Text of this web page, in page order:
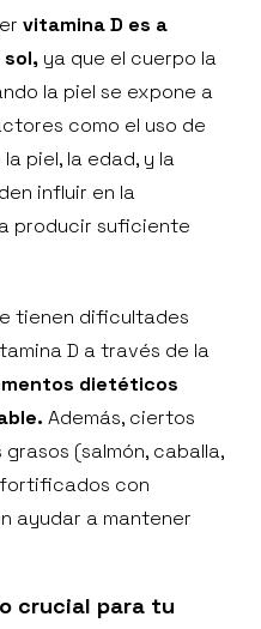
vitamina D es a
sol, ya que el cuerpo la
la piel se expone a
como el uso de
piel, la edad, y la
influir en la
producir suficiente
tienen dificultades
D a través de la
dietéticos
Además, ciertos
(salmón, caballa,
fortificados con
ayudar a mantener
crucial para tu